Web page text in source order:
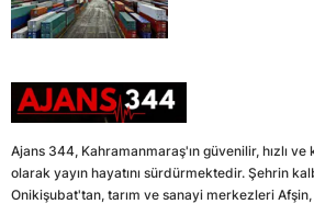
Ajans 344, Kahramanmaraş'ın güvenilir, hızlı ve
olarak yayın hayatını sürdürmektedir. Şehrin
Onikişubat'tan, tarım ve sanayi merkezleri Afşin,